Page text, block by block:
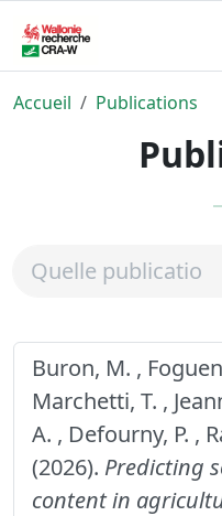
Accueil Publications
Buron, M. ,
Marchetti, T. ,
A. , Defourny, P. ,
(2026). Predicting
content in